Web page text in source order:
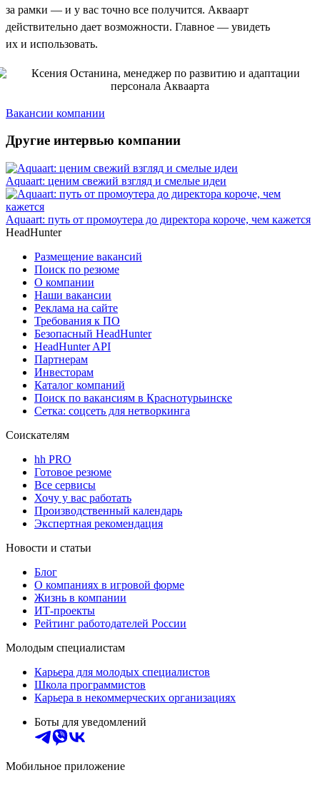
за рамки — и у вас точно все получится. Акваарт
действительно дает возможности. Главное — увидеть
их и использовать.
Вакансии компании
Другие интервью компании
Aquaart: ценим свежий взгляд и смелые идеи
Aquaart: путь от промоутера до директора короче, чем кажется
HeadHunter
Размещение вакансий
Поиск по резюме
О компании
Наши вакансии
Реклама на сайте
Требования к ПО
Безопасный HeadHunter
HeadHunter API
Партнерам
Инвесторам
Каталог компаний
Поиск по вакансиям в Краснотурьинске
Сетка: соцсеть для нетворкинга
Соискателям
hh PRO
Готовое резюме
Все сервисы
Хочу у вас работать
Производственный календарь
Экспертная рекомендация
Новости и статьи
Блог
О компаниях в игровой форме
Жизнь в компании
ИТ-проекты
Рейтинг работодателей России
Молодым специалистам
Карьера для молодых специалистов
Школа программистов
Карьера в некоммерческих организациях
Боты для уведомлений
Мобильное приложение